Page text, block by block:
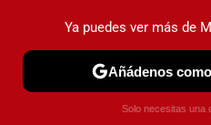
PRUEBAS COCHES
Ya puedes ver más de
Añádenos
Solo necesitas una